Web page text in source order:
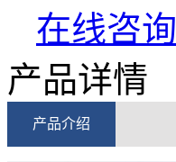
在线咨询
产品详情
产品介绍